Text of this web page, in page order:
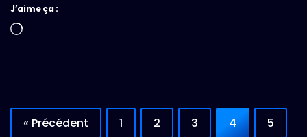
J’aime ça :
Chargement…
« Précédent 1 2 3 4
5